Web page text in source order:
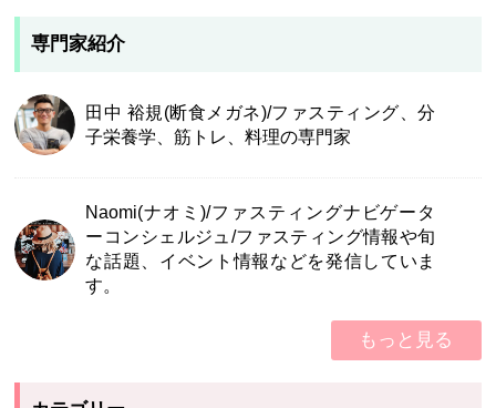
専門家紹介
田中 裕規(断食メガネ)/ファスティング、分
子栄養学、筋トレ、料理の専門家
Naomi(ナオミ)/ファスティングナビゲータ
ーコンシェルジュ/ファスティング情報や旬
な話題、イベント情報などを発信していま
す。
もっと見る